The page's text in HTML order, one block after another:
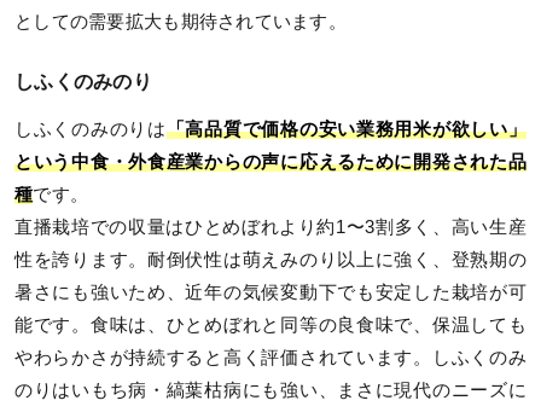
としての需要拡大も期待されています。
しふくのみのり
しふくのみのりは「高品質で価格の安い業務用米が欲しい」
という中食・外食産業からの声に応えるために開発された品
種です。
直播栽培での収量はひとめぼれより約1〜3割多く、高い生産
性を誇ります。耐倒伏性は萌えみのり以上に強く、登熟期の
暑さにも強いため、近年の気候変動下でも安定した栽培が可
能です。食味は、ひとめぼれと同等の良食味で、保温しても
やわらかさが持続すると高く評価されています。しふくのみ
のりはいもち病・縞葉枯病にも強い、まさに現代のニーズに